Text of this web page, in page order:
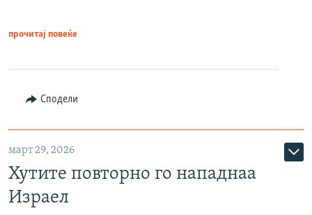
прочитај повеќе
Сподели
март 29, 2026
Хутите повторно го нападнаа
Израел